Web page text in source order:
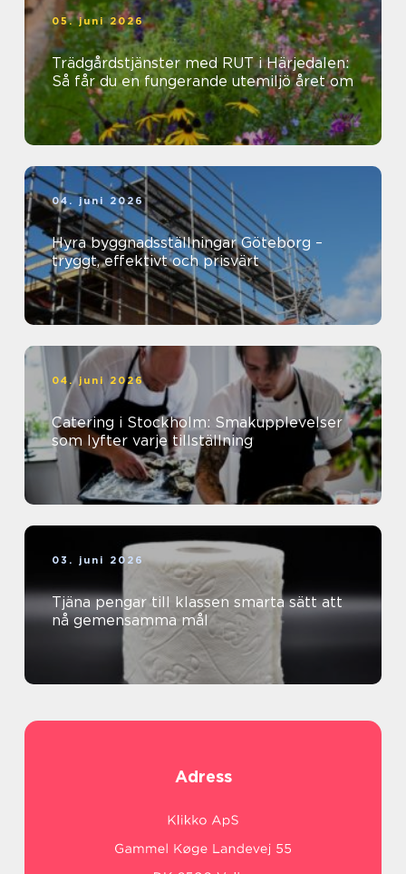
05. juni 2026
Trädgårdstjänster med RUT i Härjedalen:
Så får du en fungerande utemiljö året om
04. juni 2026
Hyra byggnadsställningar Göteborg –
tryggt, effektivt och prisvärt
04. juni 2026
Catering i Stockholm: Smakupplevelser
som lyfter varje tillställning
03. juni 2026
Tjäna pengar till klassen smarta sätt att
nå gemensamma mål
Adress